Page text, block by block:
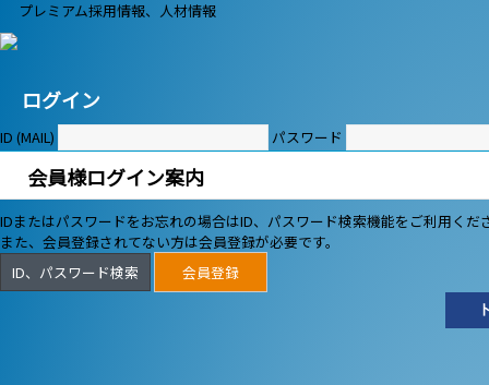
プレミアム採用情報、人材情報
ログイン
ID (MAIL) パスワード
会員様ログイン案内
IDまたはパスワードをお忘れの場合はID、パスワード検索機能をご利用くだ
また、会員登録されてない方は会員登録が必要です。
ID、パスワード検索
会員登録